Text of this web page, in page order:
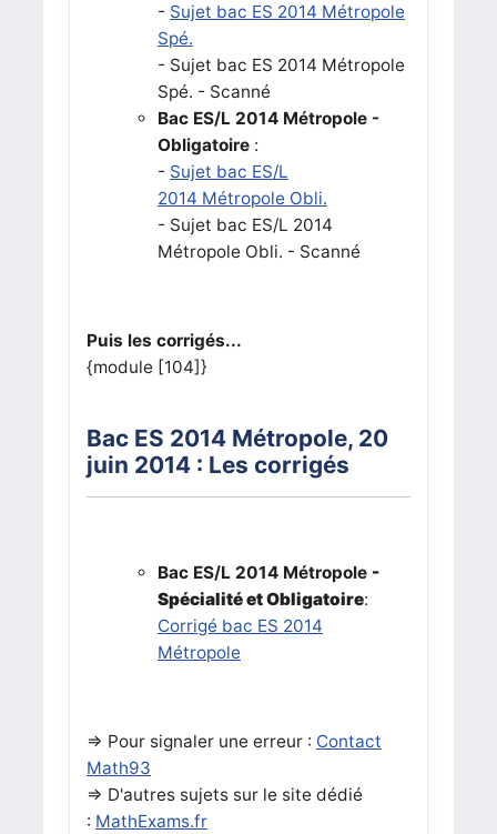
- Sujet bac ES 2014 Métropole
Spé.
- Sujet bac ES 2014 Métropole
Spé. - Scanné
Bac ES/L 2014 Métropole -
Obligatoire :
- Sujet bac ES/L
2014 Métropole Obli.
- Sujet bac ES/L 2014
Métropole Obli. - Scanné
Puis les corrigés...
{module [104]}
Bac ES 2014 Métropole, 20
juin 2014 : Les corrigés
Bac ES/L 2014 Métropole -
Spécialité et Obligatoire:
Corrigé bac ES 2014
Métropole
=> Pour signaler une erreur : Contact
Math93
=> D'autres sujets sur le site dédié
: MathExams.fr